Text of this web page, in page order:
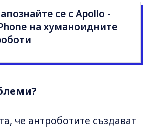
се с Apollo -
на хуманоидните
че антроботите създават